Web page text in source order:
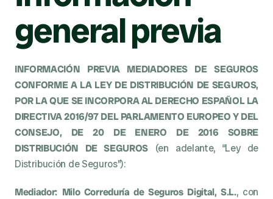
general previa
INFORMACIÓN PREVIA MEDIADORES DE SEGUROS
CONFORME A LA LEY DE DISTRIBUCIÓN DE SEGUROS,
POR LA QUE SE INCORPORA AL DERECHO ESPAÑOL LA
DIRECTIVA 2016/97 DEL PARLAMENTO EUROPEO Y DEL
CONSEJO, DE 20 DE ENERO DE 2016 SOBRE
DISTRIBUCIÓN DE SEGUROS (en adelante, “Ley de
Distribución de Seguros”):
Mediador: Milo Correduría de Seguros Digital, S.L., con